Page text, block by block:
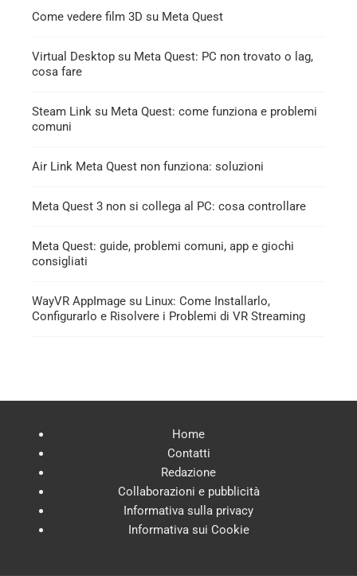
Come vedere film 3D su Meta Quest
Virtual Desktop su Meta Quest: PC non trovato o lag,
cosa fare
Steam Link su Meta Quest: come funziona e problemi
comuni
Air Link Meta Quest non funziona: soluzioni
Meta Quest 3 non si collega al PC: cosa controllare
Meta Quest: guide, problemi comuni, app e giochi
consigliati
WayVR AppImage su Linux: Come Installarlo,
Configurarlo e Risolvere i Problemi di VR Streaming
Home
Contatti
Redazione
Collaborazioni e pubblicità
Informativa sulla privacy
Informativa sui Cookie